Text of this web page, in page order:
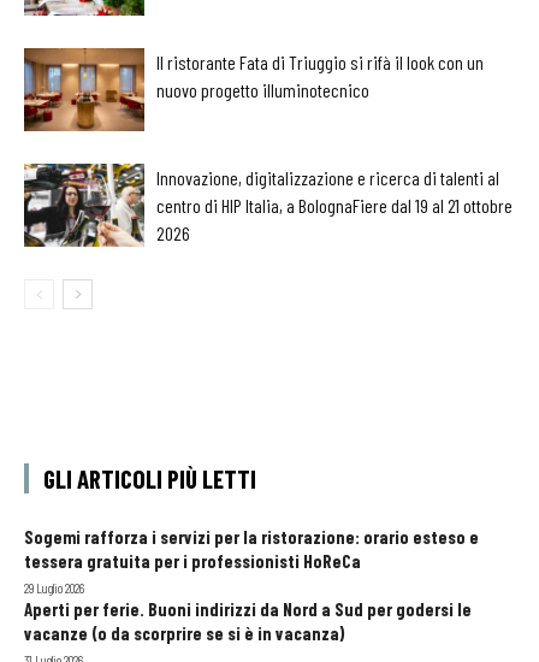
Il ristorante Fata di Triuggio si rifà il look con un
nuovo progetto illuminotecnico
Innovazione, digitalizzazione e ricerca di talenti al
centro di HIP Italia, a BolognaFiere dal 19 al 21 ottobre
2026
GLI ARTICOLI PIÙ LETTI
Sogemi rafforza i servizi per la ristorazione: orario esteso e
tessera gratuita per i professionisti HoReCa
29 Luglio 2026
Aperti per ferie. Buoni indirizzi da Nord a Sud per godersi le
vacanze (o da scorprire se si è in vacanza)